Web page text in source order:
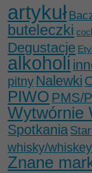
artykuł
buteleczki
Degustacje
alkoholi
pitny Nalewki
PIWO PMS/
Wytwórnie
Spotkania
whisky/whiskey
Znane